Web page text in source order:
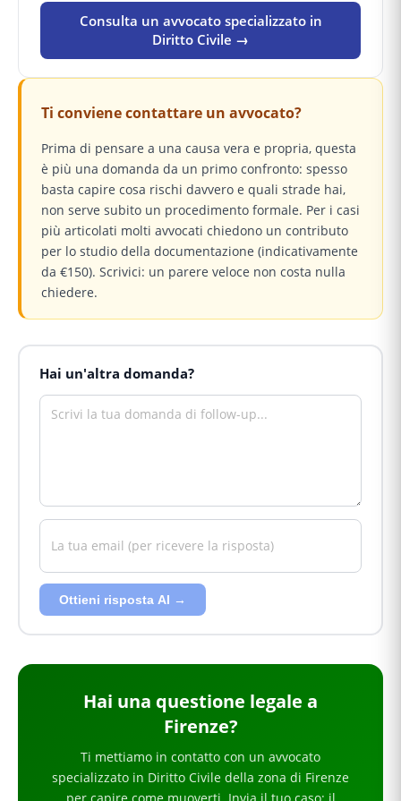
Consulta un avvocato specializzato in
Diritto Civile →
Ti conviene contattare un avvocato?
Prima di pensare a una causa vera e propria, questa
è più una domanda da un primo confronto: spesso
basta capire cosa rischi davvero e quali strade hai,
non serve subito un procedimento formale. Per i casi
più articolati molti avvocati chiedono un contributo
per lo studio della documentazione (indicativamente
da €150). Scrivici: un parere veloce non costa nulla
chiedere.
Hai un'altra domanda?
Ottieni risposta AI →
Hai una questione legale a
Firenze?
Ti mettiamo in contatto con un avvocato
specializzato in Diritto Civile della zona di Firenze